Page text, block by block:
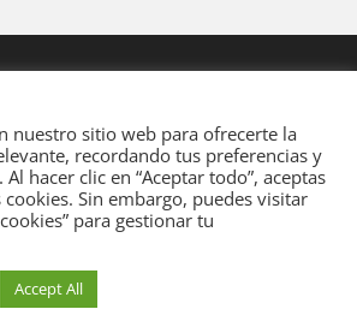
nuestro sitio web para ofrecerte la
recordando tus preferencias y
hacer clic en “Aceptar todo”, aceptas
Sin embargo, puedes visitar
para gestionar tu
Accept All